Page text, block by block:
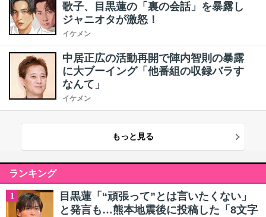
歌子、目黒蓮の「裏の会話」を暴露し
ジャニオタが激怒！
イケメン
中居正広の活動再開で陣内智則の暴露
に大ブーイング「他番組の収録バラす
なんて」
イケメン
もっと見る
ランキング
1
目黒蓮「“頑張って”とは言いたくない」
と発言も…熊本地震後に投稿した「8文字